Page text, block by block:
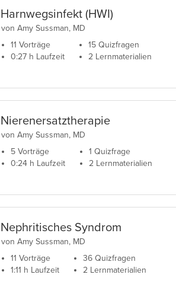
Harnwegsinfekt (HWI)
von Amy Sussman, MD
11 Vorträge
0:27 h Laufzeit
15 Quizfragen
2 Lernmaterialien
Nierenersatztherapie
von Amy Sussman, MD
5 Vorträge
0:24 h Laufzeit
1 Quizfrage
2 Lernmaterialien
Nephritisches Syndrom
von Amy Sussman, MD
11 Vorträge
1:11 h Laufzeit
36 Quizfragen
2 Lernmaterialien